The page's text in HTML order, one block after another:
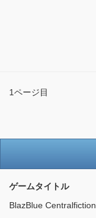
1ページ目
ゲームタイトル
BlazBlue Centralfiction